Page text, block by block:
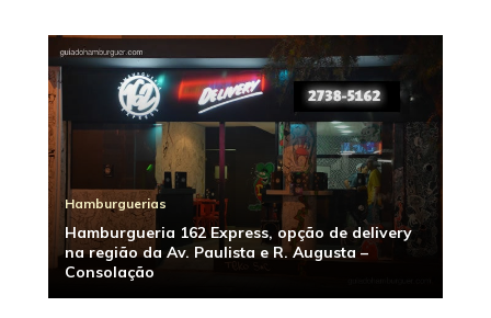
Hamburguerias
Hamburgueria 162 Express, opção de delivery
na região da Av. Paulista e R. Augusta –
Consolação
Hamburguerias
Ranking 2011: Os melhores hambúrgueres de